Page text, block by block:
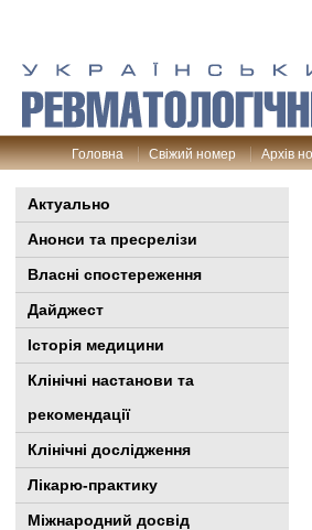
Головна Свіжий номер Архів
Актуально
Анонси та пресрелізи
Власні спостереження
Дайджест
Історія медицини
Клінiчні настанови та
рекомендації
Клінічні дослідження
Лікарю-практику
Міжнародний досвід